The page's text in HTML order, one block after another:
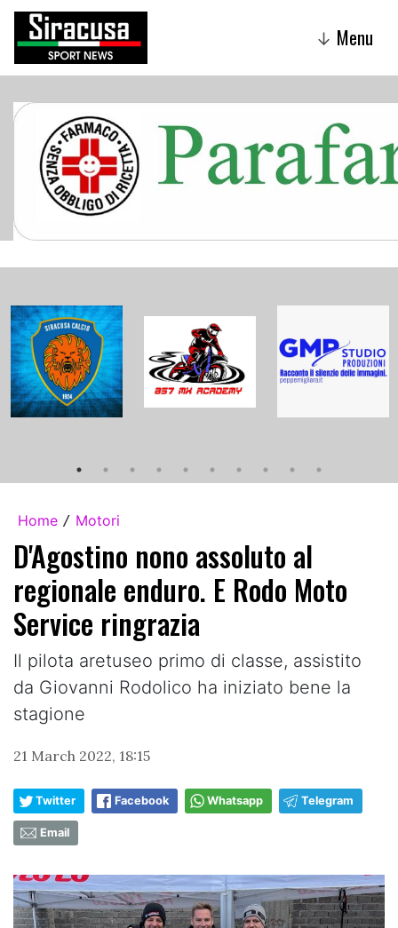
↓ Menu
Home / Motori
D'Agostino nono assoluto al
regionale enduro. E Rodo Moto
Service ringrazia
Il pilota aretuseo primo di classe, assistito
da Giovanni Rodolico ha iniziato bene la
stagione
21 March 2022, 18:15
Twitter Facebook Whatsapp Telegram
Email